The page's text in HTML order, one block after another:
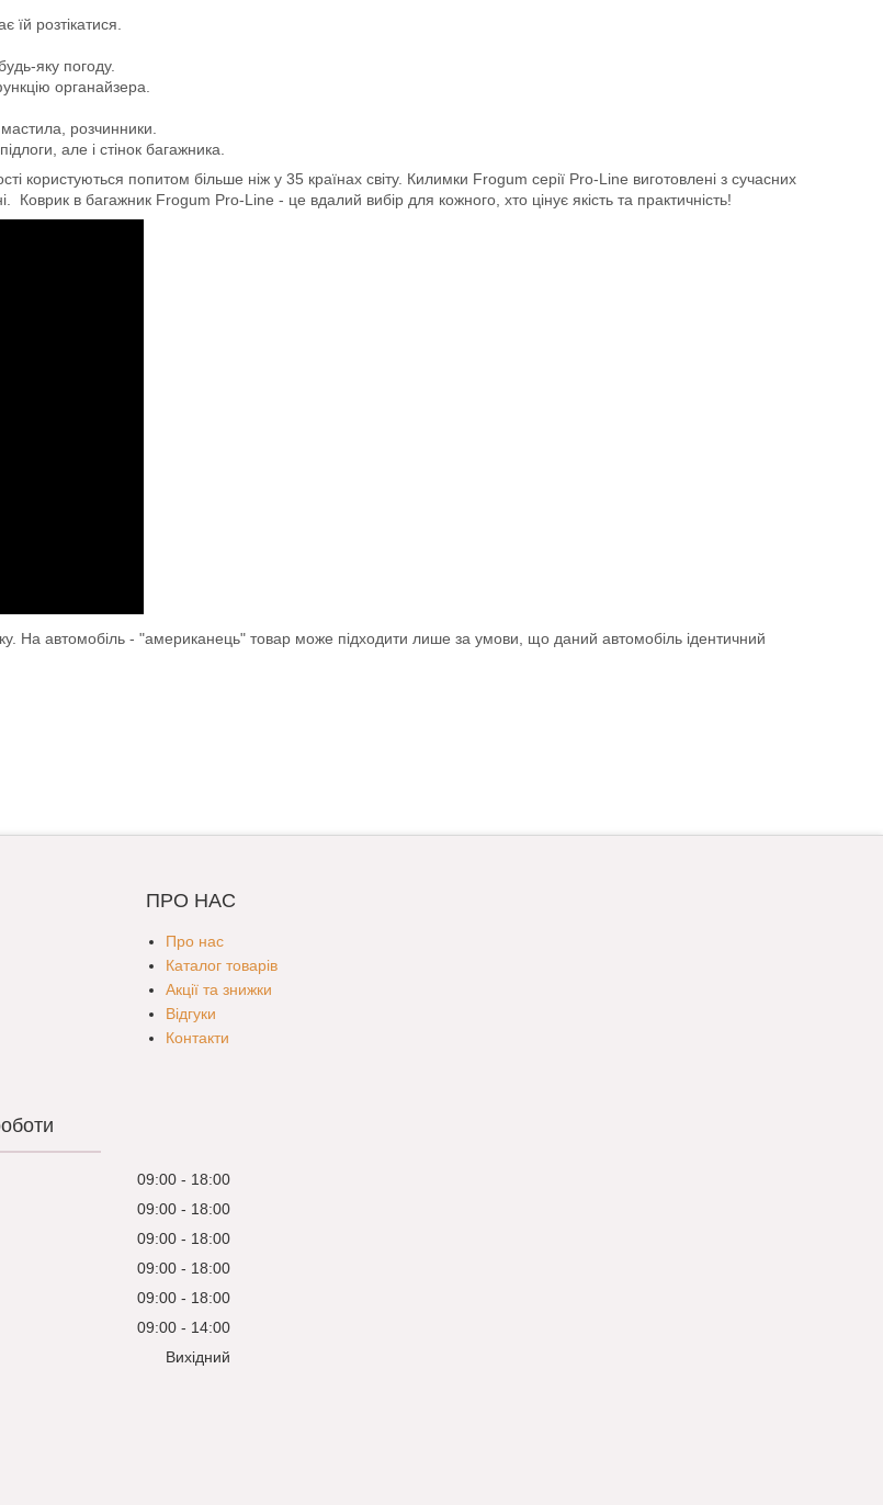
розтікатися.
яку погоду.
органайзера.
розчинники.
але і стінок багажника.
користуються попитом більше ніж у 35 країнах світу. Килимки Frogum серії Pro-Line виготовлені з сучасних
Коврик в багажник Frogum Pro-Line - це вдалий вибір для кожного, хто цінує якість та практичність!
На автомобіль - "американець" товар може підходити лише за умови, що даний автомобіль ідентичний
ПРО НАС
Про нас
Каталог товарів
Акції та знижки
Відгуки
Контакти
09:00
18:00
09:00
18:00
09:00
18:00
09:00
18:00
09:00
18:00
09:00
14:00
Вихідний